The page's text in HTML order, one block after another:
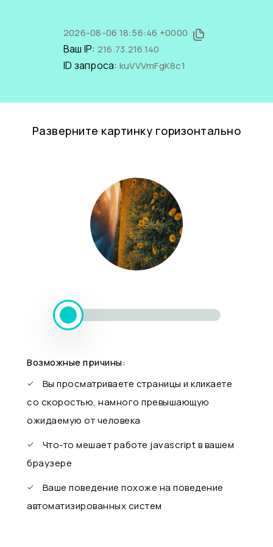
2026-08-06 18:56:46 +0000
Ваш IP: 216.73.216.140
ID запроса: kuVVVmFgK8c1
Разверните картинку горизонтально
Возможные причины:
Вы просматриваете страницы и кликаете
со скоростью, намного превышающую
ожидаемую от человека
Что-то мешает работе javascript в вашем
браузере
Ваше поведение похоже на поведение
автоматизированных систем